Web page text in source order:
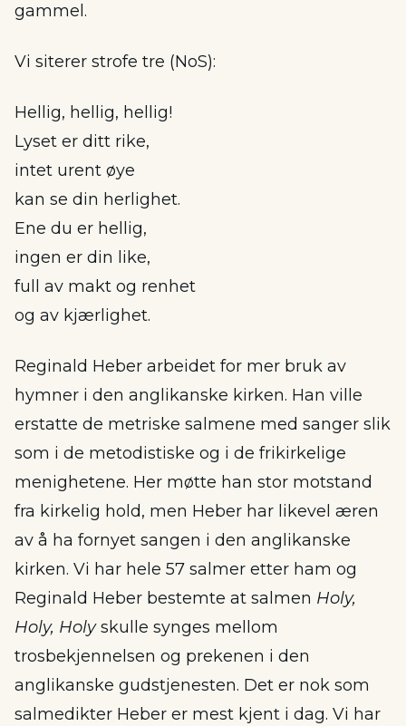
gammel.
Vi siterer strofe tre (NoS):
Hellig, hellig, hellig!
Lyset er ditt rike,
intet urent øye
kan se din herlighet.
Ene du er hellig,
ingen er din like,
full av makt og renhet
og av kjærlighet.
Reginald Heber arbeidet for mer bruk av
hymner i den anglikanske kirken. Han ville
erstatte de metriske salmene med sanger slik
som i de metodistiske og i de frikirkelige
menighetene. Her møtte han stor motstand
fra kirkelig hold, men Heber har likevel æren
av å ha fornyet sangen i den anglikanske
kirken. Vi har hele 57 salmer etter ham og
Reginald Heber bestemte at salmen Holy,
Holy, Holyskulle synges mellom
trosbekjennelsen og prekenen i den
anglikanske gudstjenesten. Det er nok som
salmedikter Heber er mest kjent i dag. Vi har